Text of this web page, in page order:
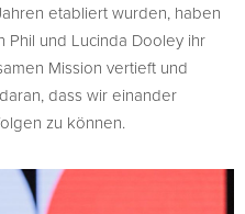
etabliert wurden, haben
Phil und Lucinda Dooley ihr
Mission vertieft und
dass wir einander
zu können.